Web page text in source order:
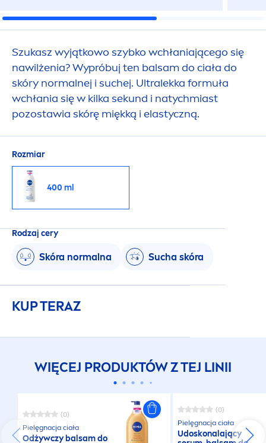
Szukasz wyjątkowo szybko wchłaniającego się
nawilżenia? Wypróbuj ten balsam do ciała do
skóry normalnej i suchej. Ultralekka formuła
wchłania się w kilka sekund i natychmiast
pozostawia skórę miękką i elastyczną.
Rozmiar
400 ml
Rodzaj cery
Skóra normalna Sucha skóra
KUP TERAZ
WIĘCEJ PRODUKTÓW Z TEJ LINII
(0)
Pielęgnacja ciała
Odżywczy balsam do
(0)
Pielęgnacja ciała
Udoskonalający